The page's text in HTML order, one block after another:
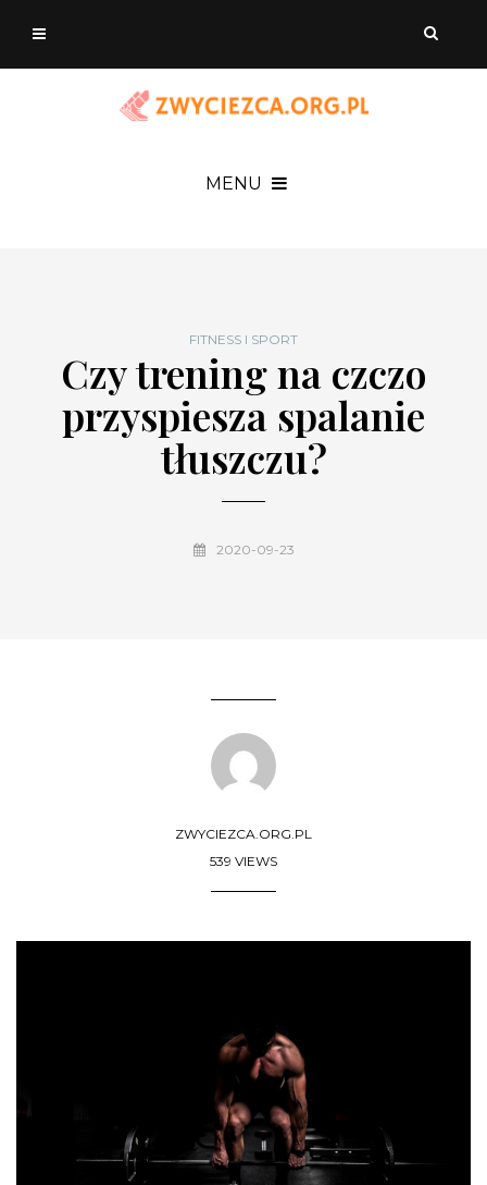
MENU
FITNESS I SPORT
Czy trening na czczo
przyspiesza spalanie
tłuszczu?
2020-09-23
ZWYCIEZCA.ORG.PL
539 VIEWS